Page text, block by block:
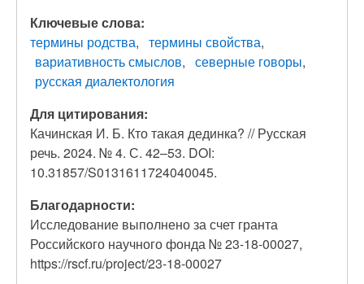
Ключевые слова:
термины родства
термины свойства
вариативность смыслов
северные говоры
русская диалектология
Для цитирования:
Качинская И. Б. Кто такая дединка? // Русская
речь. 2024. № 4. С. 42–53. DOI:
10.31857/S0131611724040045.
Благодарности:
Исследование выполнено за счет гранта
Российского научного фонда № 23-18-00027,
https://rscf.ru/project/23-18-00027